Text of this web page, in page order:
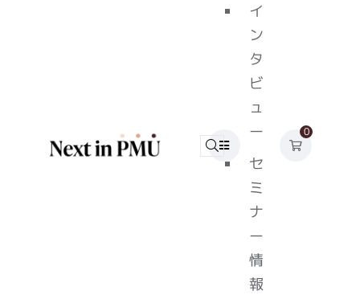
イ
ン
タ
ビ
ュ
ー
セ
ミ
ナ
ー
情
報
0